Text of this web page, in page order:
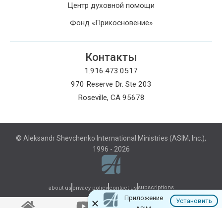
Центр духовной помощи
Фонд «Прикосновение»
Контакты
1.916.473.0517
970 Reserve Dr. Ste 203
Roseville, CA 95678
© Aleksandr Shevchenko International Ministries (ASIM, Inc.),
1996 - 2026
about us privacy policy contact us subscriptions
Приложение
Установить